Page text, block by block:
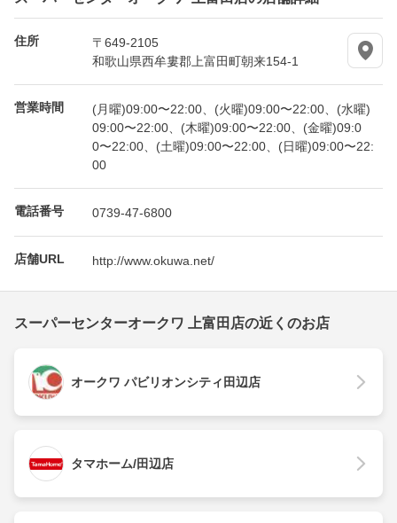
住所
〒649-2105
和歌山県西牟婁郡上富田町朝来154-1
営業時間
(月曜)09:00〜22:00、(火曜)09:00〜22:00、(水曜)
09:00〜22:00、(木曜)09:00〜22:00、(金曜)09:0
0〜22:00、(土曜)09:00〜22:00、(日曜)09:00〜22:
00
電話番号 0739-47-6800
店舗URL http://www.okuwa.net/
スーパーセンターオークワ 上富田店の近くのお店
オークワ パビリオンシティ田辺店
タマホーム/田辺店